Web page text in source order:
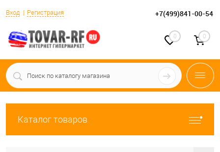
Вход Регистрация +7(499)841-00-54
0 0
Каталог товаров